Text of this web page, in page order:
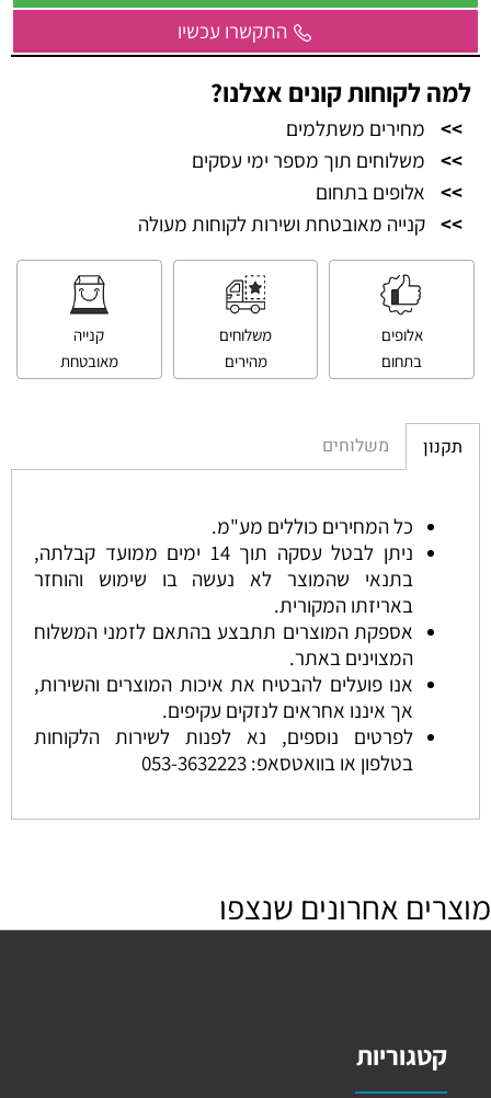
התקשרו עכשיו
למה לקוחות קונים אצלנו?
>>
מחירים משתלמים
>>
משלוחים תוך מספר ימי עסקים
>>
אלופים בתחום
>> קנייה מאובטחת ושירות לקוחות מעולה
אלופים
בתחום
משלוחים
מהירים
קנייה
מאובטחת
תקנון משלוחים
כל המחירים כוללים מע"מ.
ניתן לבטל עסקה תוך 14 ימים ממועד קבלתה,
בתנאי שהמוצר לא נעשה בו שימוש והוחזר
באריזתו המקורית.
אספקת המוצרים תתבצע בהתאם לזמני המשלוח
המצוינים באתר.
אנו פועלים להבטיח את איכות המוצרים והשירות,
אך איננו אחראים לנזקים עקיפים.
לפרטים נוספים, נא לפנות לשירות הלקוחות
בטלפון או בוואטסאפ: 053-3632223
מוצרים אחרונים שנצפו
קטגוריות